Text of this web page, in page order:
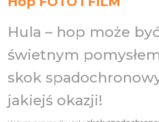
Hula – hop może
świetnym
skok
jakiejś okazji!